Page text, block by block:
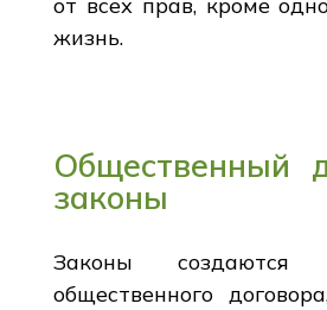
жизнь.
Общественный
законы
Законы
общественного